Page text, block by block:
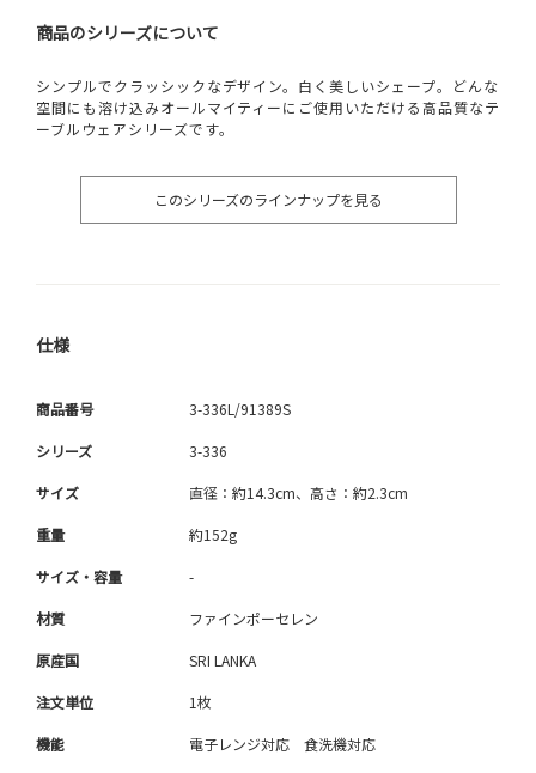
商品のシリーズについて
シンプルでクラッシックなデザイン。白く美しいシェープ。どんな
空間にも溶け込みオールマイティーにご使用いただける高品質なテ
ーブルウェアシリーズです。
このシリーズのラインナップを見る
仕様
商品番号 3-336L/91389S
シリーズ 3-336
サイズ 直径：約14.3cm、高さ：約2.3cm
重量 約152g
サイズ・容量 -
材質 ファインポーセレン
原産国 SRI LANKA
注文単位 1枚
機能 電子レンジ対応 食洗機対応